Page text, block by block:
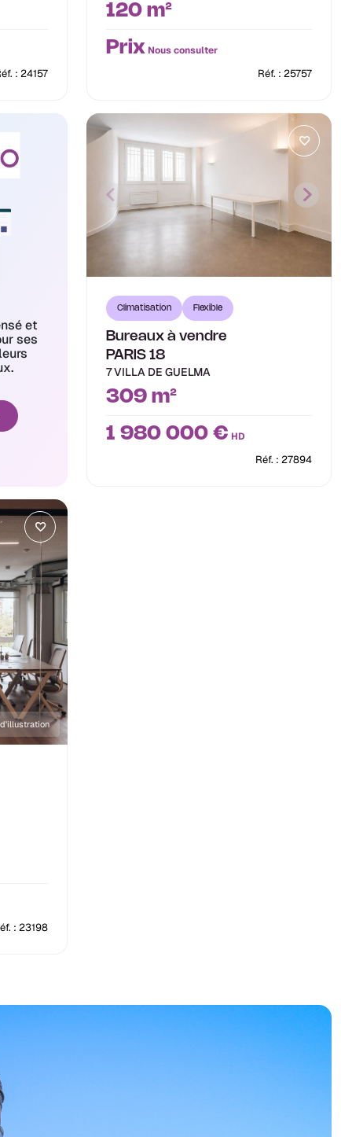
: 24157
120 m²
Prix Nous consulter
Réf. : 25757
et
ses
Climatisation Flexible
Bureaux à vendre
PARIS 18
7 VILLA DE GUELMA
309 m²
1 980 000 € HD
Réf. : 27894
: 23198